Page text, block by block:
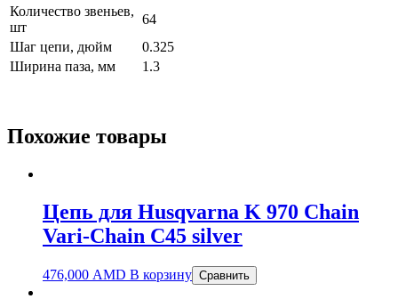
Количество звеньев,
шт
64
Шаг цепи, дюйм
0.325
Ширина паза, мм
1.3
Похожие товары
Цепь для Husqvarna K 970 Chain
Vari-Chain C45 silver
476,000 AMD В корзину Сравнить